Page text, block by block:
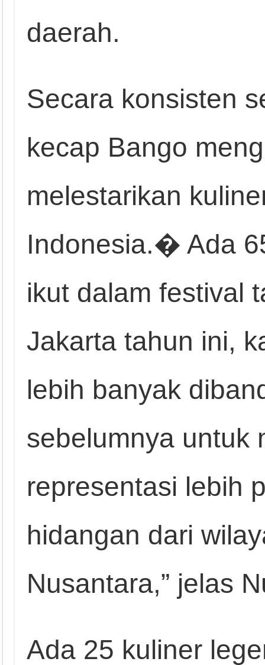
daerah.
Secara konsisten
kecap Bango
melestarikan
Indonesia.� Ada
ikut dalam festival
Jakarta tahun ini,
lebih banyak
sebelumnya untuk
representasi lebih
hidangan dari
Nusantara,” jelas
Ada 25 kuliner